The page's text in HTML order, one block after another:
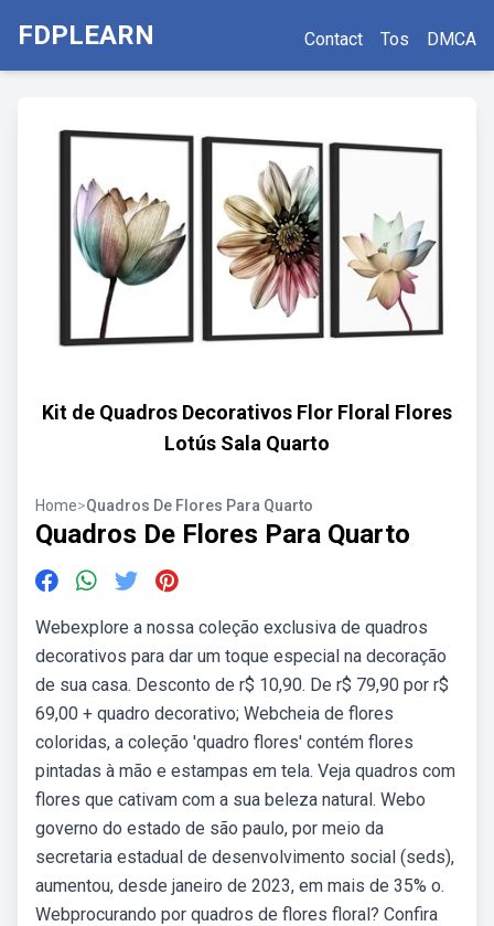
FDPLEARN Contact Tos DMCA
Kit de Quadros Decorativos Flor Floral Flores
Lotús Sala Quarto
Home>Quadros De Flores Para Quarto
Quadros De Flores Para Quarto
Webexplore a nossa coleção exclusiva de quadros
decorativos para dar um toque especial na decoração
de sua casa. Desconto de r$ 10,90. De r$ 79,90 por r$
69,00 + quadro decorativo; Webcheia de flores
coloridas, a coleção 'quadro flores' contém flores
pintadas à mão e estampas em tela. Veja quadros com
flores que cativam com a sua beleza natural. Webo
governo do estado de são paulo, por meio da
secretaria estadual de desenvolvimento social (seds),
aumentou, desde janeiro de 2023, em mais de 35% o.
Webprocurando por quadros de flores floral? Confira